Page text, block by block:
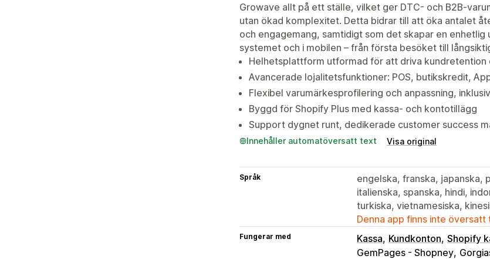
Growave allt på ett ställe, vilket ger DTC- och B2B-
utan ökad komplexitet. Detta bidrar till att öka antalet
och engagemang, samtidigt som det skapar en enhetlig
systemet och i mobilen – från första besöket till
Helhetsplattform utformad för att driva kundretention
Avancerade lojalitetsfunktioner: POS, butikskredit,
Flexibel varumärkesprofilering och anpassning,
Byggd för Shopify Plus med kassa- och kontotillägg
Support dygnet runt, dedikerade customer success
Innehåller automatöversatt text Visa original
Språk
engelska, franska, japanska,
italienska, spanska, hindi,
turkiska, vietnamesiska,
Denna app finns inte översatt
Fungerar med Kassa Kundkonton Shopify
GemPages - Shopney